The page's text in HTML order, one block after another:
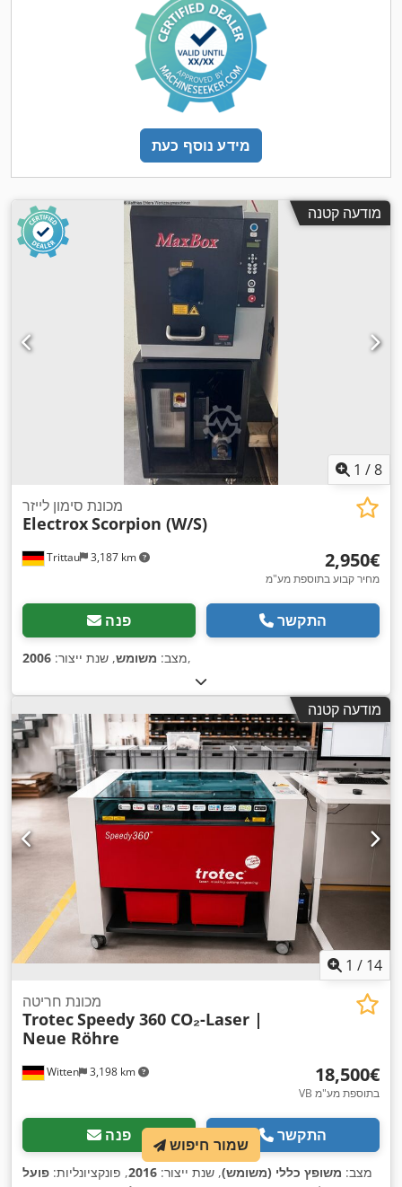
מידע נוסף כעת
מודעה קטנה
1 /8
Trittau 3,187 km
מכונת סימון לייזר
ElectroxScorpion (W/S)
‏2,950 ‏€
מחיר קבוע בתוספת מע"מ
פנה התקשר
מצב: משומש, שנת ייצור: 2006 ,
מודעה קטנה
1 / 14
Witten 3,198 km
מכונת חריטה
TrotecSpeedy 360 CO₂-Laser |
Neue Röhre
‏18,500 ‏€
VB בתוספת מע"מ
פנה התקשר
מצב: משופץ כללי (משומש), שנת ייצור: 2016, פונקציונליות: פועל
שמור חיפוש